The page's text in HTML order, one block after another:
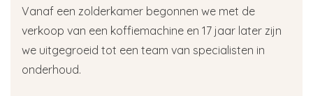
Vanaf een zolderkamer begonnen we met de
verkoop van een koffiemachine en 17 jaar later zijn
we uitgegroeid tot een team van specialisten in
onderhoud.